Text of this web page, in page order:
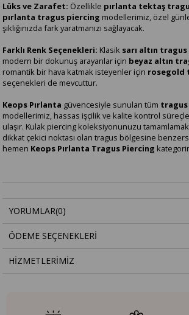
Lüks ve Zarafet: Özellikle pırlanta tektaş
pırlanta tragus piercing modellerimiz, özel
şıklığınızda fark yaratmanızı sağlayacak.
Farklı Renk Seçenekleri: Klasik sarı altın
modern bir dokunuş arayanlar için beyaz altın
romantik bir hava katmak isteyenler için rosegold
seçenekleri de mevcuttur.
Keops Pırlanta güvencesiyle sunulan tüm
modellerimiz, hassas işçilik ve kalite kontrol
ulaşır. Kulak piercing koleksiyonunuzu tamamlamak
dikkat çekici noktası olan tragus bölgesine
hemen Keops Pırlanta Tragus Piercing
YORUMLAR(0)
ÖDEME SEÇENEKLERI
HIZMETLERIMIZ